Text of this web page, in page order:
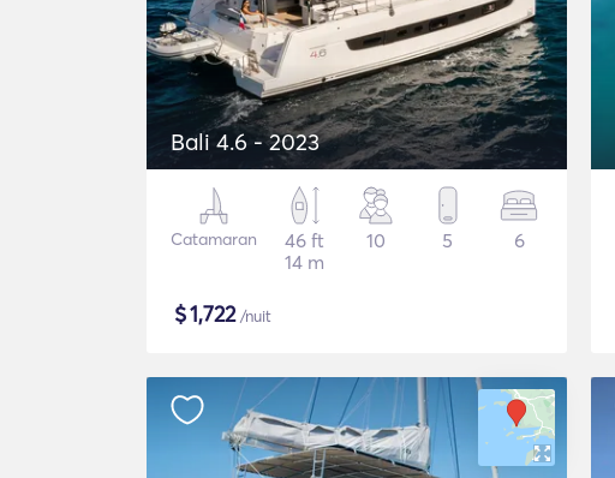
Bali 4.6 - 2023
Catamaran
46 ft
14 m
10 5 6
$1,722/nuit